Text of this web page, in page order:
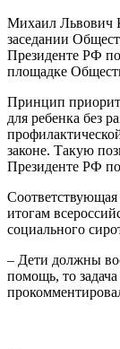
Михаил Львович
заседании
Президенте РФ
площадке
Принцип
для ребенка без
законе. Такую
Президенте РФ
Соответствующая
итогам
социального
– Дети должны
помощь, то